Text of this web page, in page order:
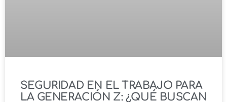
SEGURIDAD EN EL TRABAJO PARA
LA GENERACIÓN Z: ¿QUÉ BUSCAN